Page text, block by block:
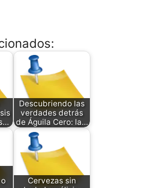
Descubriendo las
verdades detrás
de Águila Cero: la…
Cervezas sin